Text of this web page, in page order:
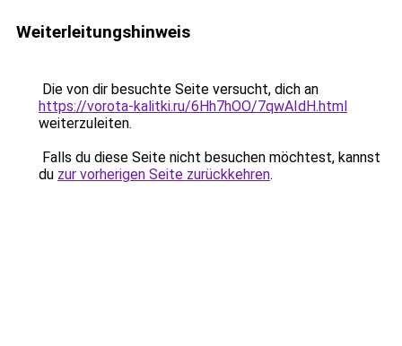
Weiterleitungshinweis
Die von dir besuchte Seite versucht, dich an
https://vorota-kalitki.ru/6Hh7hOO/7qwAIdH.html
weiterzuleiten.
Falls du diese Seite nicht besuchen möchtest, kannst
du zur vorherigen Seite zurückkehren.